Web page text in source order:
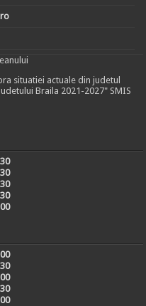
situatiei actuale din judetul
Braila 2021-2027" SMIS